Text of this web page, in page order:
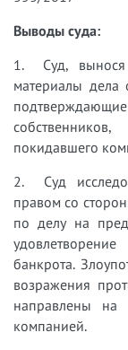
Выводы суда:
1. Суд, вынося
материалы дела
покидавшего
2. Суд
правом со
по делу на
банкрота.
возражения
направлены на
компанией.